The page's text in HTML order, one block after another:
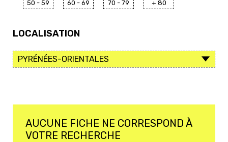
50 - 59 60 - 69 70 - 79 + 80
LOCALISATION
AUCUNE FICHE NE CORRESPOND À
VOTRE RECHERCHE